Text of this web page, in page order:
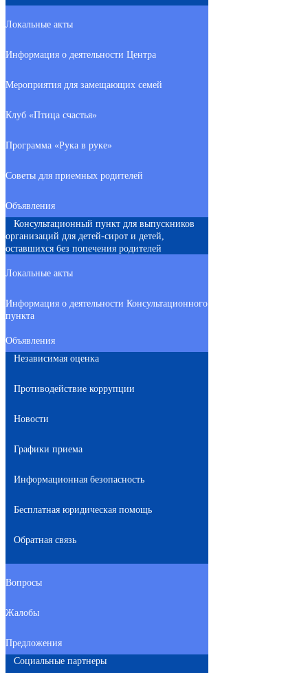
Локальные акты
Информация о деятельности Центра
Мероприятия для замещающих семей
Клуб «Птица счастья»
Программа «Рука в руке»
Советы для приемных родителей
Объявления
Консультационный пункт для выпускников
организаций для детей-сирот и детей,
оставшихся без попечения родителей
Локальные акты
Информация о деятельности Консультационного
пункта
Объявления
Независимая оценка
Противодействие коррупции
Новости
Графики приема
Информационная безопасность
Бесплатная юридическая помощь
Обратная связь
Вопросы
Жалобы
Предложения
Социальные партнеры